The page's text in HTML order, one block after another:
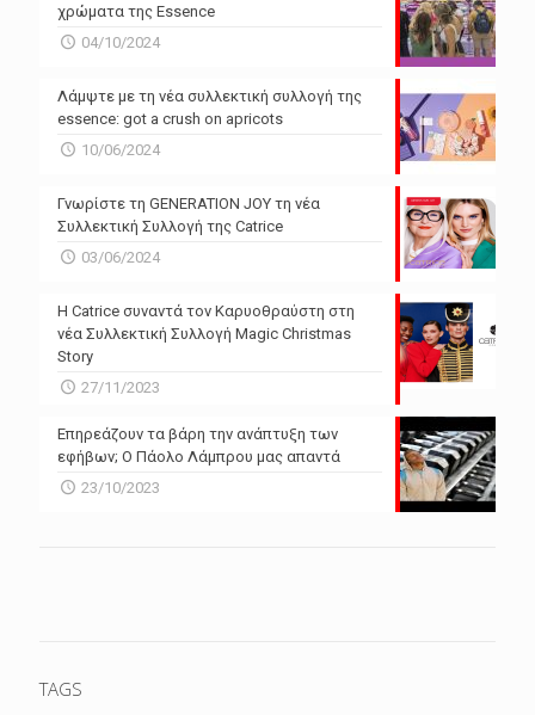
χρώματα της Essence
04/10/2024
Λάμψτε με τη νέα συλλεκτική συλλογή της
essence: got a crush on apricots
10/06/2024
Γνωρίστε τη GENERATION JOY τη νέα
Συλλεκτική Συλλογή της Catrice
03/06/2024
Η Catrice συναντά τον Καρυοθραύστη στη
νέα Συλλεκτική Συλλογή Magic Christmas
Story
27/11/2023
Επηρεάζουν τα βάρη την ανάπτυξη των
εφήβων; Ο Πάολο Λάμπρου μας απαντά
23/10/2023
TAGS